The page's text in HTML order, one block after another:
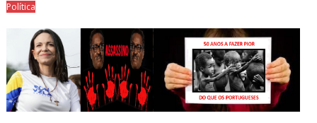
Política